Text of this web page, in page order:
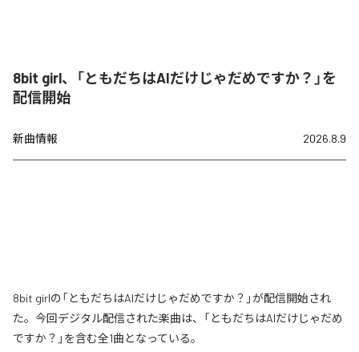
8bit girl、「ともだちはAIだけじゃだめですか？」を
配信開始
新曲情報 2026.8.9
8bit girlの「ともだちはAIだけじゃだめですか？」が配信開始され
た。今回デジタル配信された楽曲は、「ともだちはAIだけじゃだめ
ですか？」を含む全1曲となっている。